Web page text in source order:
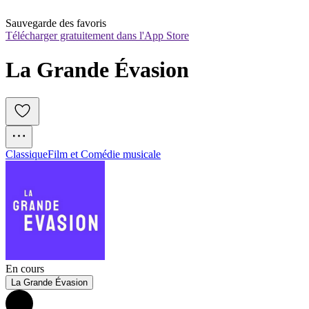
Sauvegarde des favoris
Télécharger gratuitement dans l'App Store
La Grande Évasion
ClassiqueFilm et Comédie musicale
En cours
La Grande Évasion